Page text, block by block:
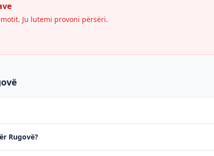
Ju lutemi provoni përsëri.
Rugovë?